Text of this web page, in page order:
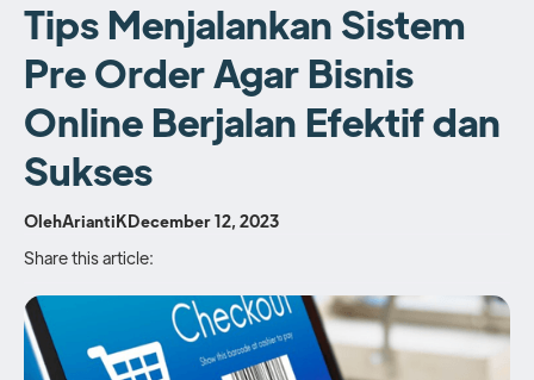
Tips Menjalankan Sistem
Pre Order Agar Bisnis
Online Berjalan Efektif dan
Sukses
OlehAriantiKDecember 12, 2023
Share this article: